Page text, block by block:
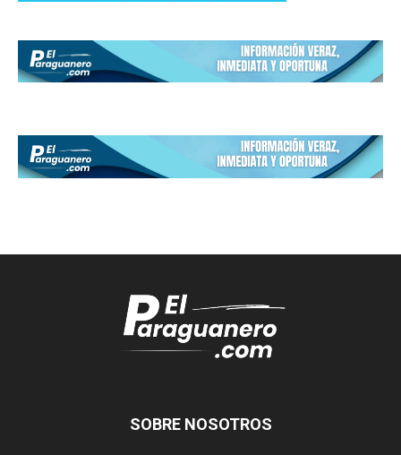
SOBRE NOSOTROS